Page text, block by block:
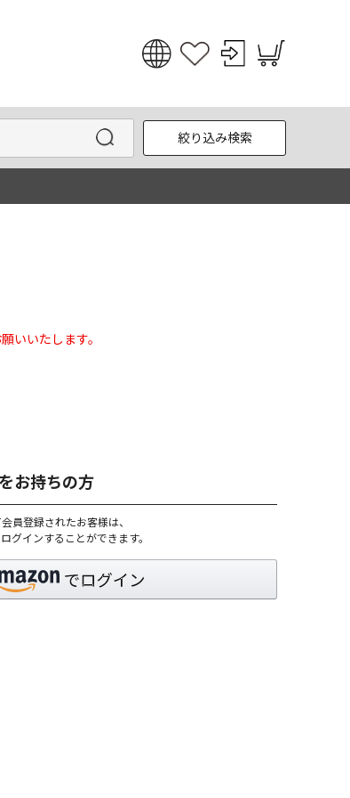
English
한국어
絞り込み検索
いいたします。
お持ちの方
員登録されたお客様は、
グインすることができます。